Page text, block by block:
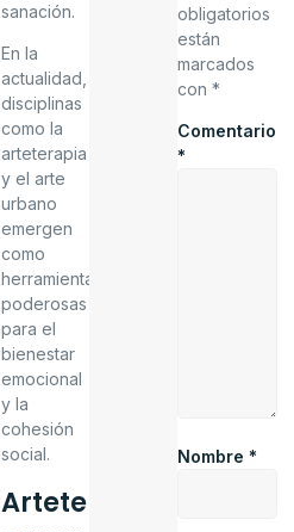
sanación.
En la
actualidad,
disciplinas
como la
arteterapia
y el arte
urbano
emergen
como
herramientas
poderosas
para el
bienestar
emocional
y la
cohesión
social.
Arteterapia:
obligatorios
están
marcados
con*
Comentario
*
Nombre*